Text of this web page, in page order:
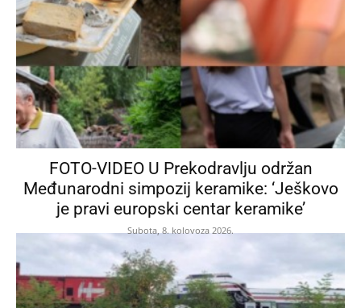
FOTO-VIDEO U Prekodravlju održan
Međunarodni simpozij keramike: ‘Ješkovo
je pravi europski centar keramike’
Subota, 8. kolovoza 2026.